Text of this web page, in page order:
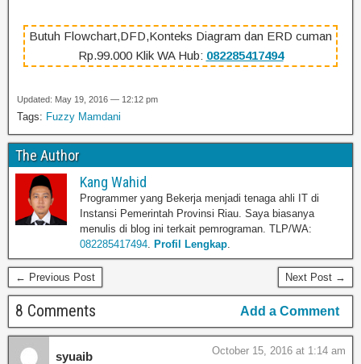
Butuh Flowchart,DFD,Konteks Diagram dan ERD cuman
Rp.99.000 Klik WA Hub: 082285417494
Updated: May 19, 2016 — 12:12 pm
Tags: Fuzzy Mamdani
The Author
Kang Wahid
Programmer yang Bekerja menjadi tenaga ahli IT di
Instansi Pemerintah Provinsi Riau. Saya biasanya
menulis di blog ini terkait pemrograman. TLP/WA:
082285417494. Profil Lengkap.
← Previous Post Next Post →
8 Comments Add a Comment
syuaib October 15, 2016 at 1:14 am